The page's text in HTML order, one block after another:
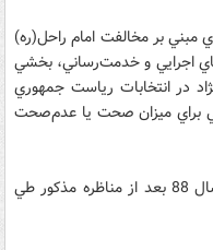
بر مخالفت امام راحل(ره)
اجرايي و خدمت‌رساني، بخشي
در انتخابات رياست جمهوري
براي ميزان صحت يا عدم‌صحت
گفتني‌ است كه علي مطهري در انتخابات سال 88 بعد از مناظره مذكور طي